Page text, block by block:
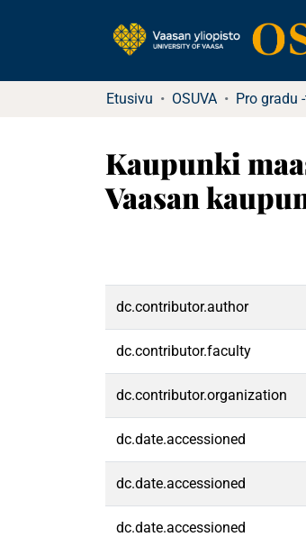
Etusivu OSUVA
Kaupunki
Vaasan
dc.contributor.author
dc.contributor.faculty
dc.contributor.organization
dc.date.accessioned
dc.date.accessioned
dc.date.accessioned